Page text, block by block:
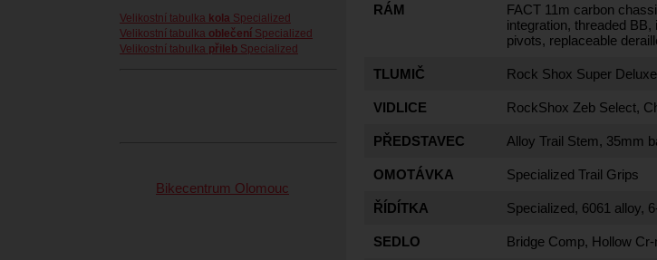
Velikostní tabulka kola Specialized
Velikostní tabulka oblečení Specialized
Velikostní tabulka přileb Specialized
Bikecentrum Olomouc
RÁM
FACT 11m carbon
integration, threaded
pivots, replaceable
TLUMIČ Rock Shox Super
VIDLICE RockShox Zeb Select,
PŘEDSTAVEC Alloy Trail Stem, 35mm
OMOTÁVKA Specialized Trail Grips
ŘÍDÍTKA Specialized, 6061 alloy,
SEDLO Bridge Comp, Hollow